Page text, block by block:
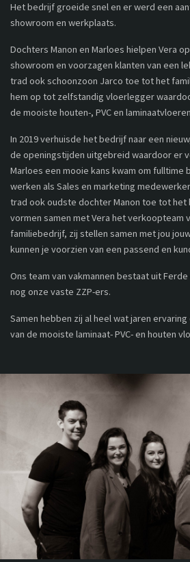
Het bedrijf groeide snel en er werd een
showroom en werkplaats.
Dochters Manon en Marloes hielpen Vera
showroom en voorzagen klanten van een
trad ook schoonzoon Jarco toe tot het
hem op tot zelfstandig vloerlegger
de mooiste houten-, PVC en
In 2019 verhuisde het bedrijf naar een
de openingstijden uitgebreid waardoor er
Marloes een mooie kans kwam om fulltime
werken als Sales en marketing
trad ook oudste dochter Manon toe tot het
vormen samen met Vera het verkoopteam
familiebedrijf, zij stellen samen met jou
kunnen je voorzien van een passend en
Ons team van vakmannen bestaat uit
nog onze vaste ZZP-ers.
Samen hebben zij al heel wat jaren
van de mooiste laminaat- PVC- en houten